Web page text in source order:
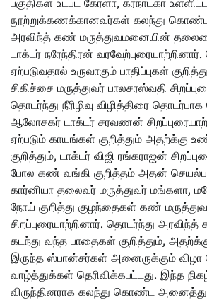
பகுதிகள் உட்பட கேரளா, கர்நாடகா
நூற்றுக்கணக்கானவர்கள் கலந்து
அரவிந்த் கண் மருத்துவமனையின் தலைமை
டாக்டர் நரேந்திரன்
ஏற்படுவதால் உருவாகும் பாதிப்புகள்
சிகிச்சை மருத்துவர் பாலசரஸ்வதி
தொடர்ந்து நீரிழிவு விழித்திரை தொடர்பாக
ஆலோசகர் டாக்டர் சரவணன்
ஏற்படும் காயங்கள் குறித்தும் அதற்க்கு
குறித்தும், டாக்டர் விஜி ரங்கராஜன்
போல கண் வங்கி குறித்தம் அதன்
கார்னியா தலைவர் மருத்துவர் மங்களா,
நோய் குறித்து குழந்தைகள் கண்
சிறப்புரையாற்றினார். தொடர்ந்து
கடந்து வந்த பாதைகள் குறித்தும்,
இருந்த ஸ்பான்சர்கள் அனைருக்கும் விழா
வாழ்த்துக்கள் தெரிவிக்கபட்டது. இந்த
விருந்தினராக கலந்து கொண்ட